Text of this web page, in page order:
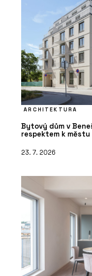
ARCHITEKTURA
Bytový dům v
respektem k městu
23. 7. 2026